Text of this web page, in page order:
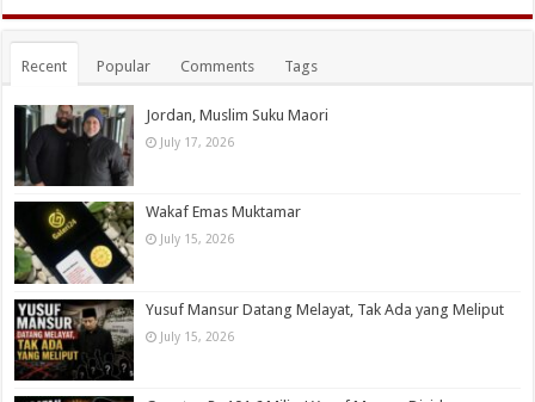
Recent Popular Comments Tags
Jordan, Muslim Suku Maori
July 17, 2026
Wakaf Emas Muktamar
July 15, 2026
Yusuf Mansur Datang Melayat, Tak Ada yang Meliput
July 15, 2026